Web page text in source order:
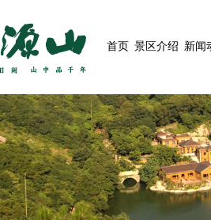
首页 景区介绍 新闻